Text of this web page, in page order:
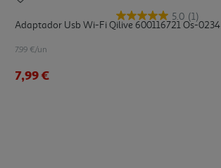
5.0 (1)
Adaptador Usb Wi-Fi Qilive 600116721 Os-0234
7.99 €/un
7,99 €